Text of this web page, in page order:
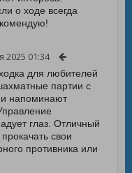
о ходе всегда
2025 01:34
для любителей
партии с
напоминают
глаз. Отличный
свои
противника или